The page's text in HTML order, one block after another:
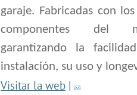
garaje. Fabricadas con
componentes del
garantizando la
instalación, su uso y
Visitar la web |